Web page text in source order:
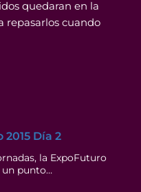
quedaran en la
repasarlos cuando
Día 2
la ExpoFuturo
un punto…